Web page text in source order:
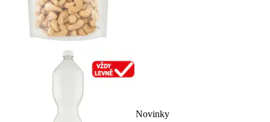
Novinky